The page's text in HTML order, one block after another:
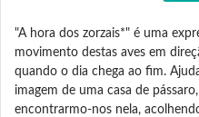
"A hora dos zorzais*" é uma
movimento destas aves em
quando o dia chega ao fim.
imagem de uma casa de
encontrarmo-nos nela,